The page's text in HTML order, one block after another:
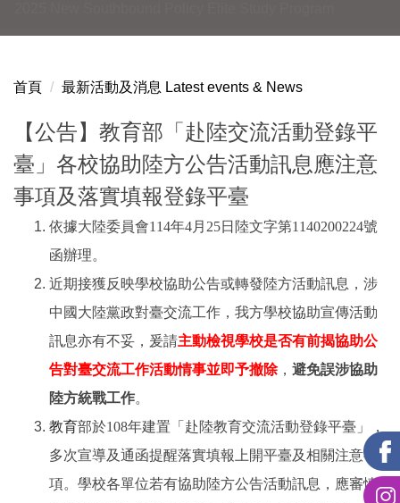
首頁 最新活動及消息 Latest events & News
【公告】教育部「赴陸交流活動登錄平
臺」各校協助陸方公告活動訊息應注意
事項及落實填報登錄平臺
依據大陸委員會114年4月25日陸文字第1140200224號
函辦理。
近期接獲反映學校協助公告或轉發陸方活動訊息，涉
中國大陸黨政對臺交流工作，我方學校協助宣傳活動
訊息亦有不妥，爰請主動檢視學校是否有前揭協助公
告對臺交流工作活動情事並即予撤除， 避免誤涉協助
陸方統戰工作。
教育部於108年建置「赴陸教育交流活動登錄平臺」，
多次宣導及通函提醒落實填報上開平臺及相關注意事
項。學校各單位若有協助陸方公告活動訊息，應審慎